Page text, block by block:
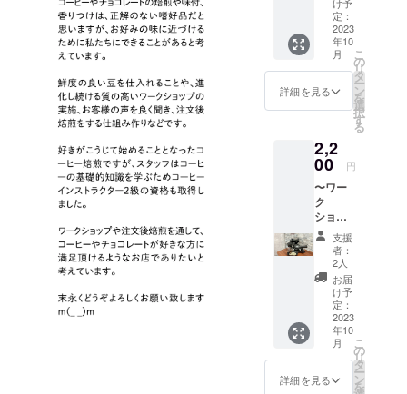
2023年
12月22
日(金)＞
着後は
なるべ
く早め
に消費
いただ
きます
ようお
すすめ
す。）
※実際に
お届け
するリ
ターン
とパッ
ケージ
等のデ
ザイン
が異な
る場合
があり
ますの
で、あ
らかじ
めご了
承くだ
さいま
封で3ヶ
月、開
封後1ヶ
月ほど
（ご購
入後は
なるべ
く早め
いただ
きます
ようお
すすめ
しま
す。）
※実際に
お届け
するリ
ターン
とパッ
ケージ
等のデ
ザイン
が異な
る場合
があり
ますの
※原材料
等の食
品表示
はお届
け商品
ルに表
記され
商品開
封前に
は必ず
リター
ンに貼
付され
たラベ
ルや注
意書き
をご確
認くだ
さい。
※賞味期
限：焙
煎日か
ら未開
封で3ヶ
月、開
す。ご
理解の
上ご購
入くだ
さい。
な方の
ご購入
ます。
︎◇店頭
受取希
望日は
プロ
ジェク
ト終了
後、順
次メー
ルにて
確認さ
せてい
ただき
ます。
＜受取
2023年
ます
が、
カット
の断面
から若
分が入
り込む
す。そ
のため
断面付
近に若
干の滲
み等が
でる可
能性も
ありま
す。ご
理解の
上ご購
入くだ
さい。
神経質
ご購入
ルキャ
ラク
ターの
プリン
ト付
き。 本
体サイ
0×150
mm、
約
20×560
mm 容
量：約
10L 素
材：
コット
ン、約
12oz ︎◇
店頭受
取希望
日はプ
クト終
フォル
ム。底
マチつ
きの大
きめ
バッグ
りもの
が入っ
て便利
です。
「ポト
スまめ
やさ
ん」オ
リジナ
ルキャ
ラク
ターの
プリン
ト付
き。 本
体サイ
ズ：本
セロ+生
200g）
】通常
9000円
相当の
商品を
クラウ
ウン
ディン
グ限定
価格で
ご提供
いたし
ます。
ご自宅
やキャ
ンプ場
などで
ご自身
で焙煎
された
い方向
きの
セット
け予
定：
2023
年10
月
詳細を見る
こ
の
リ
タ
ー
ン
を
選
択
す
る
2,2
00 円
〜ワー
ク
ショッ
プ〜
【コー
ヒー焙
煎（お
菓子
付）お
一人
様 参
加券】
◇約1時
間ほど
の体験
支援
者：
2人
お届
け予
定：
2023
年10
月
詳細を見る
こ
の
リ
タ
ー
ン
を